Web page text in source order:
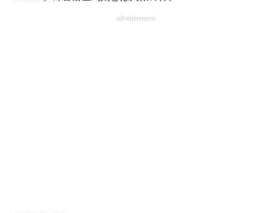
advertisement